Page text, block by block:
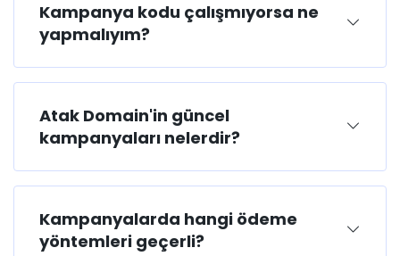
Kampanya kodu çalışmıyorsa ne
yapmalıyım?
Atak Domain'in güncel
kampanyaları nelerdir?
Kampanyalarda hangi ödeme
yöntemleri geçerli?